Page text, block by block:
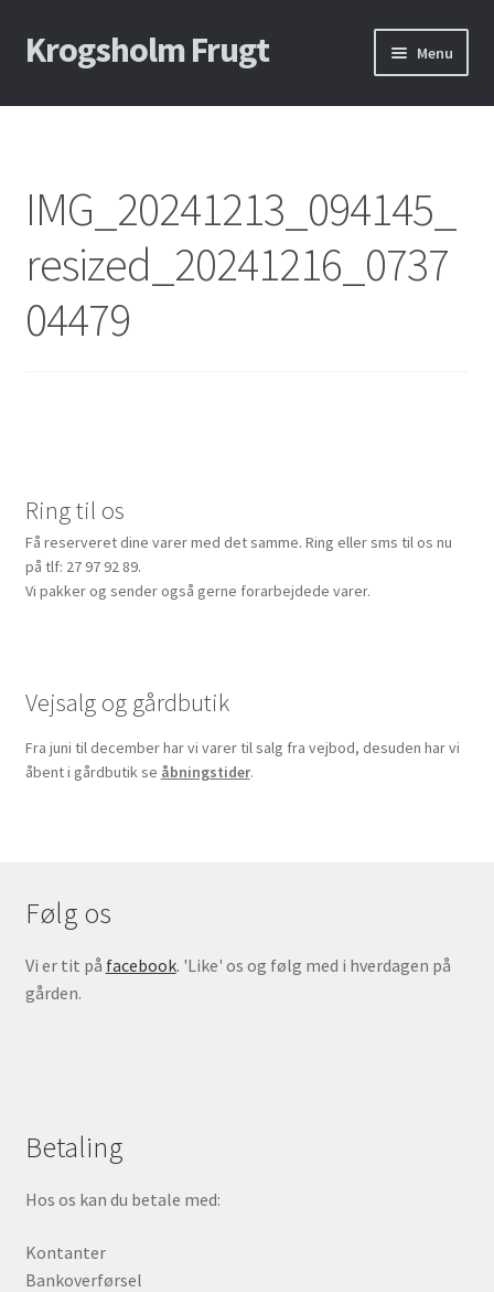
Spring
til
Spring
til
Krogs​holm Frugt Menu
Forside – Marmelade og Most
IMG_20241213_094145_
resized_20241216_0737
04479
Ring til os
Få reserveret dine varer med det samme. Ring eller sms til os nu
på tlf: 27 97 92 89.
Vi pakker og sender også gerne forarbejdede varer.
Vejsalg og gårdbutik
Fra juni til december har vi varer til salg fra vejbod, desuden har vi
åbent i gårdbutik se åbningstider.
Følg os
Vi er tit på facebook. 'Like' os og følg med i hverdagen på
gården.
Betaling
Hos os kan du betale med:
Kontanter
Bankoverførsel